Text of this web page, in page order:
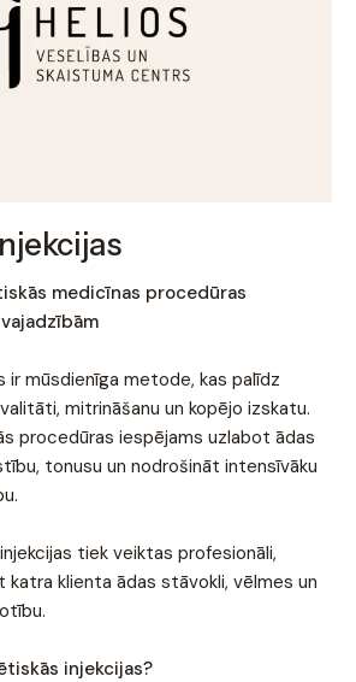
medicīnas procedūras
ir mūsdienīga metode, kas palīdz
mitrināšanu un kopējo izskatu.
procedūras iespējams uzlabot ādas
tonusu un nodrošināt intensīvāku
tiek veiktas profesionāli,
katra klienta ādas stāvokli, vēlmes un
injekcijas?